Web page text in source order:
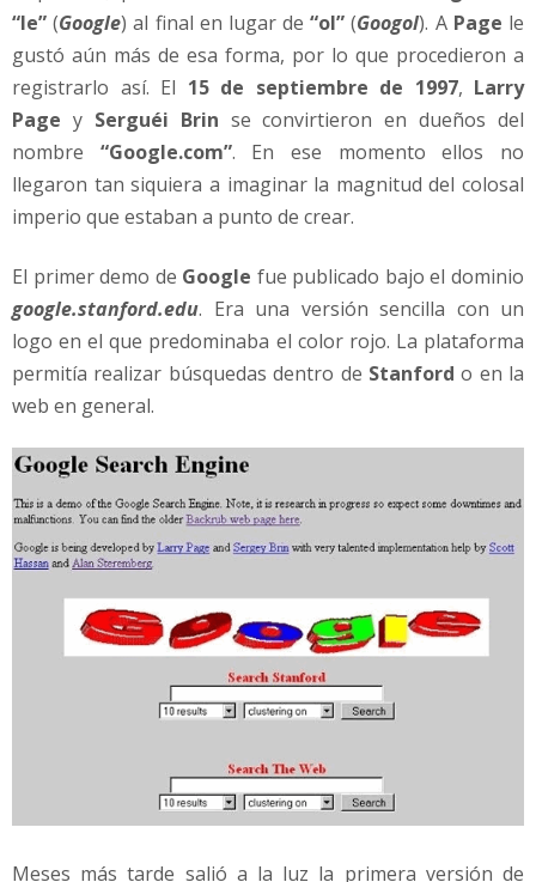
“le” (Google) al final en lugar de“ol” (Googol). A Page le
gustó aún más de esa forma, por lo que procedieron a
registrarlo así. El 15 de septiembre de 1997, Larry
Page y Serguéi Brin se convirtieron en dueños del
nombre “Google.com”. En ese momento ellos no
llegaron tan siquiera a imaginar la magnitud del colosal
imperio que estaban a punto de crear.
El primer demo de Google fue publicado bajo el dominio
google.stanford.edu. Era una versión sencilla con un
logo en el que predominaba el color rojo. La plataforma
permitía realizar búsquedas dentro de Stanford o en la
web en general.
Meses más tarde salió a la luz la primera versión de